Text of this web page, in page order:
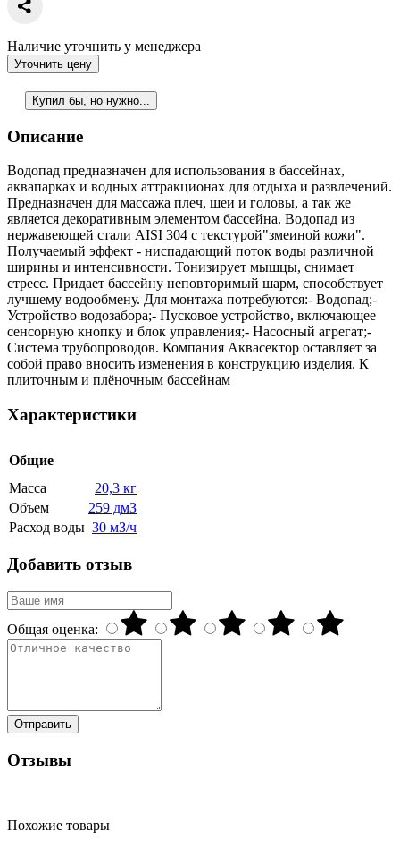
Наличие уточнить у менеджера
Уточнить цену
Купил бы, но нужно...
Описание
Водопад предназначен для использования в бассейнах,
аквапарках и водных аттракционах для отдыха и развлечений.
Предназначен для массажа плеч, шеи и головы, а так же
является декоративным элементом бассейна. Водопад из
нержавеющей стали AISI 304 с текстурой"змеиной кожи".
Получаемый эффект - ниспадающий поток воды различной
ширины и интенсивности. Тонизирует мышцы, снимает
стресс. Придает бассейну неповторимый шарм, способствует
лучшему водообмену. Для монтажа потребуются:- Водопад;-
Устройство водозабора;- Пусковое устройство, включающее
сенсорную кнопку и блок управления;- Насосный агрегат;-
Система трубопроводов. Компания Аквасектор оставляет за
собой право вносить изменения в конструкцию изделия. К
плиточным и плёночным бассейнам
Характеристики
Общие
Масса
20,3 кг
Объем
259 дмЗ
Расход воды 30 мЗ/ч
Добавить отзыв
Общая оценка:
Отправить
Отзывы
Похожие товары